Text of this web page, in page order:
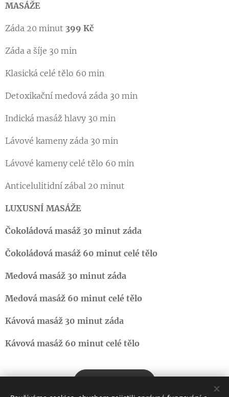
MASÁŽE
Záda 20 minut 399 Kč
Záda a šíje 30 min
Klasická celé tělo 60 min
Detoxikační medová záda 30 min
Indická masáž hlavy 30 min
Lávové kameny záda 30 min
Lávové kameny celé tělo 60 min
Anticelulitidní zábal 20 minut
LUXUSNÍ MASÁŽE
Čokoládová masáž 30 minut záda
Čokoládová masáž 60 minut celé tělo
Medová masáž 30 minut záda
Medová masáž 60 minut celé tělo
Kávová masáž 30 minut záda
Kávová masáž 60 minut celé tělo